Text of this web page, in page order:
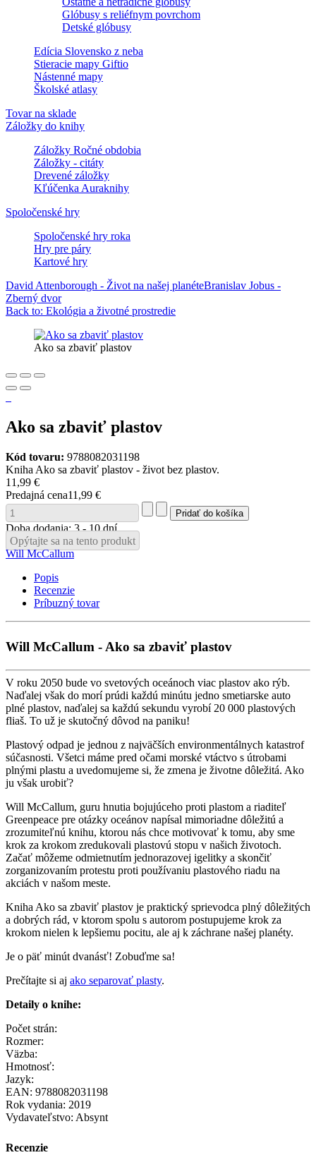
Glóbusy s reliéfnym povrchom
Detské glóbusy
Edícia Slovensko z neba
Stieracie mapy Giftio
Nástenné mapy
Školské atlasy
Tovar na sklade
Záložky do knihy
Záložky Ročné obdobia
Záložky - citáty
Drevené záložky
Kľúčenka Auraknihy
Spoločenské hry
Spoločenské hry roka
Hry pre páry
Kartové hry
David Attenborough - Život na našej planéteBranislav Jobus -
Zberný dvor
Back to: Ekológia a životné prostredie
Ako sa zbaviť plastov
Ako sa zbaviť plastov
Kód tovaru: 9788082031198
Kniha Ako sa zbaviť plastov - život bez plastov.
11,99 €
Predajná cena11,99 €
Doba dodania: 3 - 10 dní
Opýtajte sa na tento produkt
Will McCallum
Popis
Recenzie
Príbuzný tovar
Will McCallum - Ako sa zbaviť plastov
V roku 2050 bude vo svetových oceánoch viac plastov ako rýb.
Naďalej však do morí prúdi každú minútu jedno smetiarske auto
plné plastov, naďalej sa každú sekundu vyrobí 20 000 plastových
fliaš. To už je skutočný dôvod na paniku!
Plastový odpad je jednou z najväčších environmentálnych katastrof
súčasnosti. Všetci máme pred očami morské vtáctvo s útrobami
plnými plastu a uvedomujeme si, že zmena je životne dôležitá. Ako
ju však urobiť?
Will McCallum, guru hnutia bojujúceho proti plastom a riaditeľ
Greenpeace pre otázky oceánov napísal mimoriadne dôležitú a
zrozumiteľnú knihu, ktorou nás chce motivovať k tomu, aby sme
krok za krokom zredukovali plastovú stopu v našich životoch.
Začať môžeme odmietnutím jednorazovej igelitky a skončiť
zorganizovaním protestu proti používaniu plastového riadu na
akciách v našom meste.
Kniha Ako sa zbaviť plastov je praktický sprievodca plný dôležitých
a dobrých rád, v ktorom spolu s autorom postupujeme krok za
krokom nielen k lepšiemu pocitu, ale aj k záchrane našej planéty.
Je o päť minút dvanásť! Zobuďme sa!
Prečítajte si aj ako separovať plasty.
Detaily o knihe:
Počet strán:
Rozmer:
Väzba:
Hmotnosť:
Jazyk:
EAN: 9788082031198
Rok vydania: 2019
Vydavateľstvo: Absynt
Recenzie